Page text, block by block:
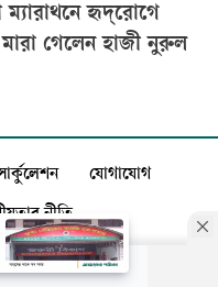
ম্যারাথনে হৃদ্‌রোগে
গেলেন হাজী নুরুল
যোগাযোগ
নীতি